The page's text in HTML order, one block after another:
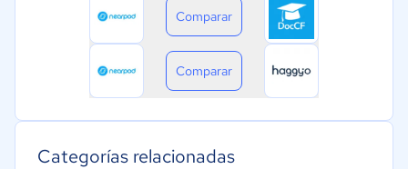
Comparar
Comparar
Categorías relacionadas